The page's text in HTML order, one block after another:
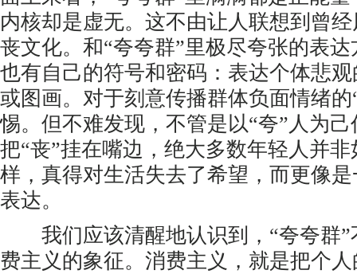
内核却是虚无。这不由让人联想到曾
丧文化。和“夸夸群”里极尽夸张的表
也有自己的符号和密码：表达个体悲
或图画。对于刻意传播群体负面情绪
惕。但不难发现，不管是以“夸”人为
把“丧”挂在嘴边，绝大多数年轻人并
样，真得对生活失去了希望，而更像
表达。
我们应该清醒地认识到，“夸夸群”
费主义的象征。消费主义，就是把个